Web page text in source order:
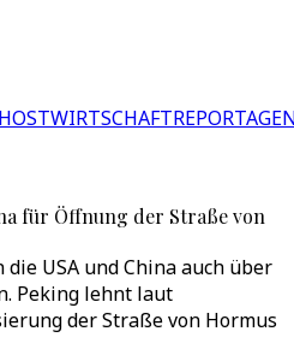
WIRTSCHAFT
für Öffnung der Straße von
USA und China auch über
Peking lehnt laut
der Straße von Hormus